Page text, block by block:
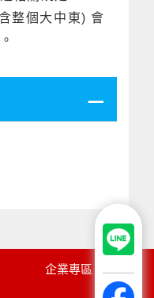
整個大中東) 會
企業專區